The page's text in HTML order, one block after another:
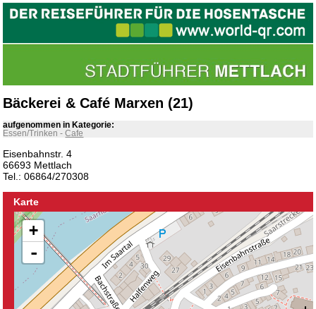
Bäckerei & Café Marxen (21)
aufgenommen in Kategorie:
Essen/Trinken -Cafe
Eisenbahnstr. 4
66693 Mettlach
Tel.: 06864/270308
Karte
+
-